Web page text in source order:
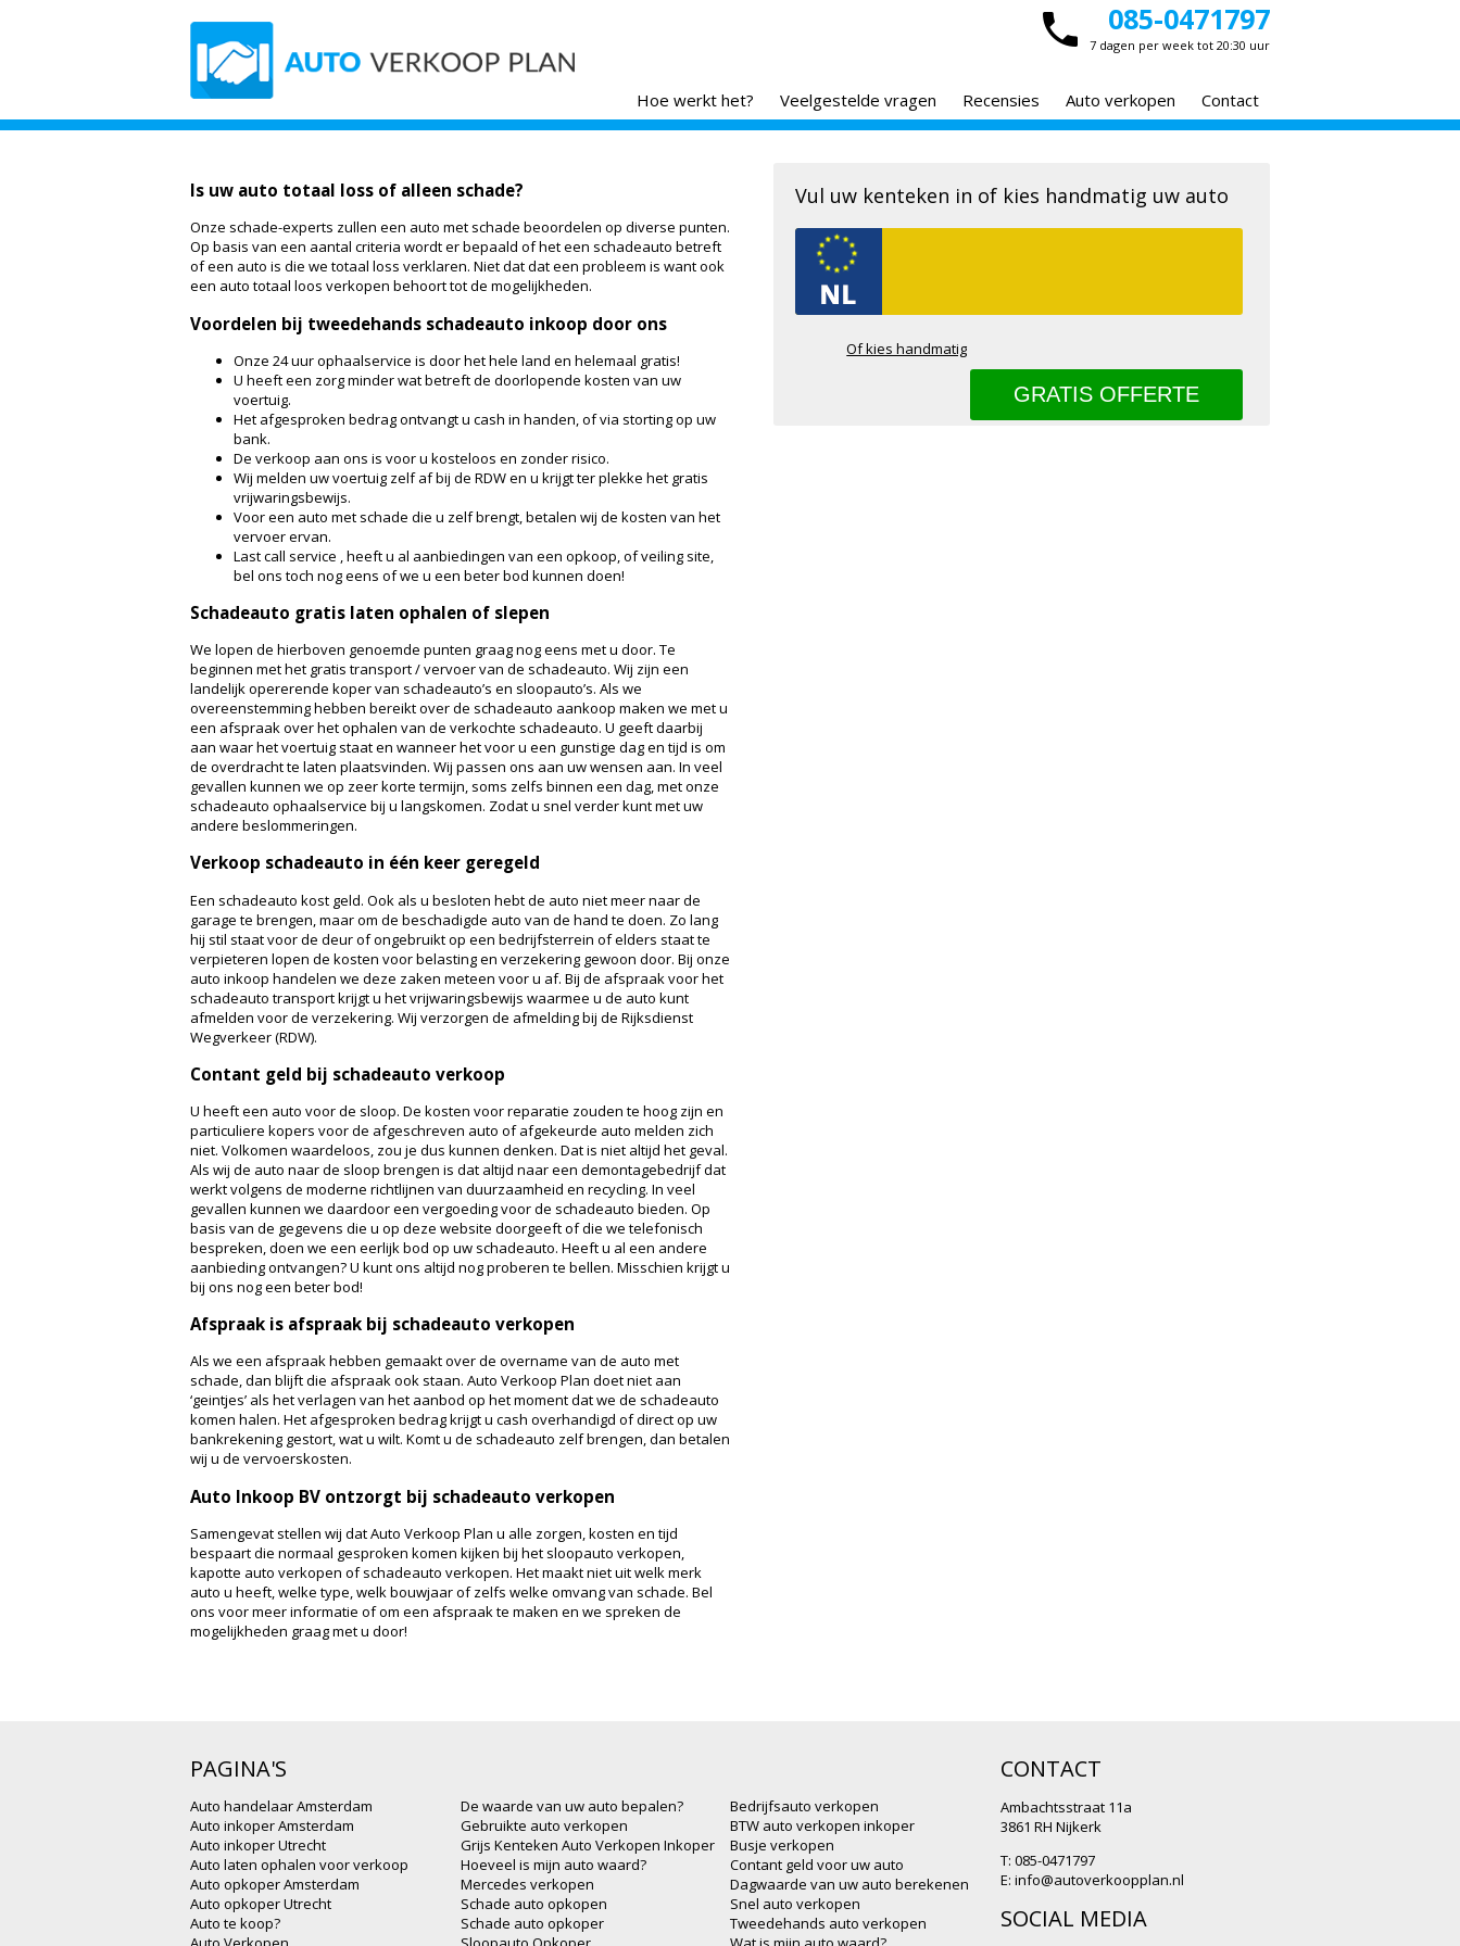
085-0471797
7 dagen per week tot 20:30 uur
Hoe werkt het? Veelgestelde vragen Recensies Auto verkopen Contact
Is uw auto totaal loss of alleen schade?
Onze schade-experts zullen een auto met schade beoordelen op diverse punten.
Op basis van een aantal criteria wordt er bepaald of het een schadeauto betreft
of een auto is die we totaal loss verklaren. Niet dat dat een probleem is want ook
een auto totaal loos verkopen behoort tot de mogelijkheden.
Voordelen bij tweedehands schadeauto inkoop door ons
Onze 24 uur ophaalservice is door het hele land en helemaal gratis!
U heeft een zorg minder wat betreft de doorlopende kosten van uw
voertuig.
Het afgesproken bedrag ontvangt u cash in handen, of via storting op uw
bank.
De verkoop aan ons is voor u kosteloos en zonder risico.
Wij melden uw voertuig zelf af bij de RDW en u krijgt ter plekke het gratis
vrijwaringsbewijs.
Voor een auto met schade die u zelf brengt, betalen wij de kosten van het
vervoer ervan.
Last call service , heeft u al aanbiedingen van een opkoop, of veiling site,
bel ons toch nog eens of we u een beter bod kunnen doen!
Schadeauto gratis laten ophalen of slepen
We lopen de hierboven genoemde punten graag nog eens met u door. Te
beginnen met het gratis transport / vervoer van de schadeauto. Wij zijn een
landelijk opererende koper van schadeauto’s en sloopauto’s. Als we
overeenstemming hebben bereikt over de schadeauto aankoop maken we met u
een afspraak over het ophalen van de verkochte schadeauto. U geeft daarbij
aan waar het voertuig staat en wanneer het voor u een gunstige dag en tijd is om
de overdracht te laten plaatsvinden. Wij passen ons aan uw wensen aan. In veel
gevallen kunnen we op zeer korte termijn, soms zelfs binnen een dag, met onze
schadeauto ophaalservice bij u langskomen. Zodat u snel verder kunt met uw
andere beslommeringen.
Verkoop schadeauto in één keer geregeld
Een schadeauto kost geld. Ook als u besloten hebt de auto niet meer naar de
garage te brengen, maar om de beschadigde auto van de hand te doen. Zo lang
hij stil staat voor de deur of ongebruikt op een bedrijfsterrein of elders staat te
verpieteren lopen de kosten voor belasting en verzekering gewoon door. Bij onze
auto inkoop handelen we deze zaken meteen voor u af. Bij de afspraak voor het
schadeauto transport krijgt u het vrijwaringsbewijs waarmee u de auto kunt
afmelden voor de verzekering. Wij verzorgen de afmelding bij de Rijksdienst
Wegverkeer (RDW).
Contant geld bij schadeauto verkoop
U heeft een auto voor de sloop. De kosten voor reparatie zouden te hoog zijn en
particuliere kopers voor de afgeschreven auto of afgekeurde auto melden zich
niet. Volkomen waardeloos, zou je dus kunnen denken. Dat is niet altijd het geval.
Als wij de auto naar de sloop brengen is dat altijd naar een demontagebedrijf dat
werkt volgens de moderne richtlijnen van duurzaamheid en recycling. In veel
gevallen kunnen we daardoor een vergoeding voor de schadeauto bieden. Op
basis van de gegevens die u op deze website doorgeeft of die we telefonisch
bespreken, doen we een eerlijk bod op uw schadeauto. Heeft u al een andere
aanbieding ontvangen? U kunt ons altijd nog proberen te bellen. Misschien krijgt u
bij ons nog een beter bod!
Afspraak is afspraak bij schadeauto verkopen
Als we een afspraak hebben gemaakt over de overname van de auto met
schade, dan blijft die afspraak ook staan. Auto Verkoop Plan doet niet aan
‘geintjes’ als het verlagen van het aanbod op het moment dat we de schadeauto
komen halen. Het afgesproken bedrag krijgt u cash overhandigd of direct op uw
bankrekening gestort, wat u wilt. Komt u de schadeauto zelf brengen, dan betalen
wij u de vervoerskosten.
Auto Inkoop BV ontzorgt bij schadeauto verkopen
Samengevat stellen wij dat Auto Verkoop Plan u alle zorgen, kosten en tijd
bespaart die normaal gesproken komen kijken bij het sloopauto verkopen,
kapotte auto verkopen of schadeauto verkopen. Het maakt niet uit welk merk
auto u heeft, welke type, welk bouwjaar of zelfs welke omvang van schade. Bel
ons voor meer informatie of om een afspraak te maken en we spreken de
mogelijkheden graag met u door!
Vul uw kenteken in of kies handmatig uw auto
Of kies handmatig
PAGINA'S
Auto handelaar Amsterdam
Auto inkoper Amsterdam
Auto inkoper Utrecht
Auto laten ophalen voor verkoop
Auto opkoper Amsterdam
Auto opkoper Utrecht
Auto te koop?
De waarde van uw auto bepalen?
Gebruikte auto verkopen
Grijs Kenteken Auto Verkopen Inkoper
Hoeveel is mijn auto waard?
Mercedes verkopen
Schade auto opkopen
Schade auto opkoper
Bedrijfsauto verkopen
BTW auto verkopen inkoper
Busje verkopen
Contant geld voor uw auto
Dagwaarde van uw auto berekenen
Snel auto verkopen
Tweedehands auto verkopen
CONTACT
Ambachtsstraat 11a
3861 RH Nijkerk
T: 085-0471797
E: info@autoverkoopplan.nl
SOCIAL MEDIA